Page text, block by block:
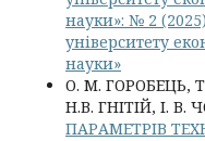
науки»: № 2
університету
науки»
О. М. ГОРОБЕЦЬ,
Н.В. ГНІТІЙ, І. В.
ПАРАМЕТРІВ